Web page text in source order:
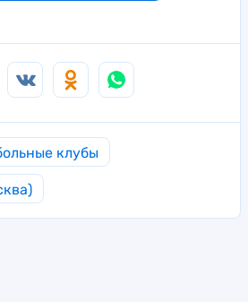
клубы